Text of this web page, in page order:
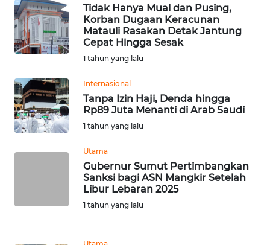
Tidak Hanya Mual dan Pusing,
Korban Dugaan Keracunan
Matauli Rasakan Detak Jantung
Cepat Hingga Sesak
1 tahun yang lalu
Internasional
Tanpa Izin Haji, Denda hingga
Rp89 Juta Menanti di Arab Saudi
1 tahun yang lalu
Utama
Gubernur Sumut Pertimbangkan
Sanksi bagi ASN Mangkir Setelah
Libur Lebaran 2025
1 tahun yang lalu
PAPUA
WN
PAPUA
WN
RIAU
SERAMBI
SULTRA